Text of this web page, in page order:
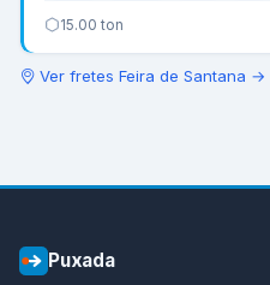
15.00 ton
Ver fretes Feira de Santana →
Puxada